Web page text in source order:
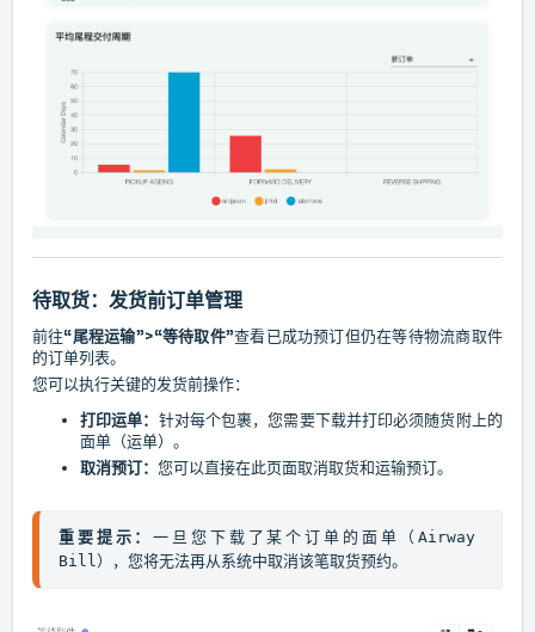
待取货：发货前订单管理
前往“尾程运输”>“等待取件”查看已成功预订但仍在等待物流商取件
的订单列表。
您可以执行关键的发货前操作：
打印运单： 针对每个包裹，您需要下载并打印必须随货附上的
面单（运单）。
取消预订： 您可以直接在此页面取消取货和运输预订。
重要提示：一旦您下载了某个订单的面单（Airway
Bill），您将无法再从系统中取消该笔取货预约。